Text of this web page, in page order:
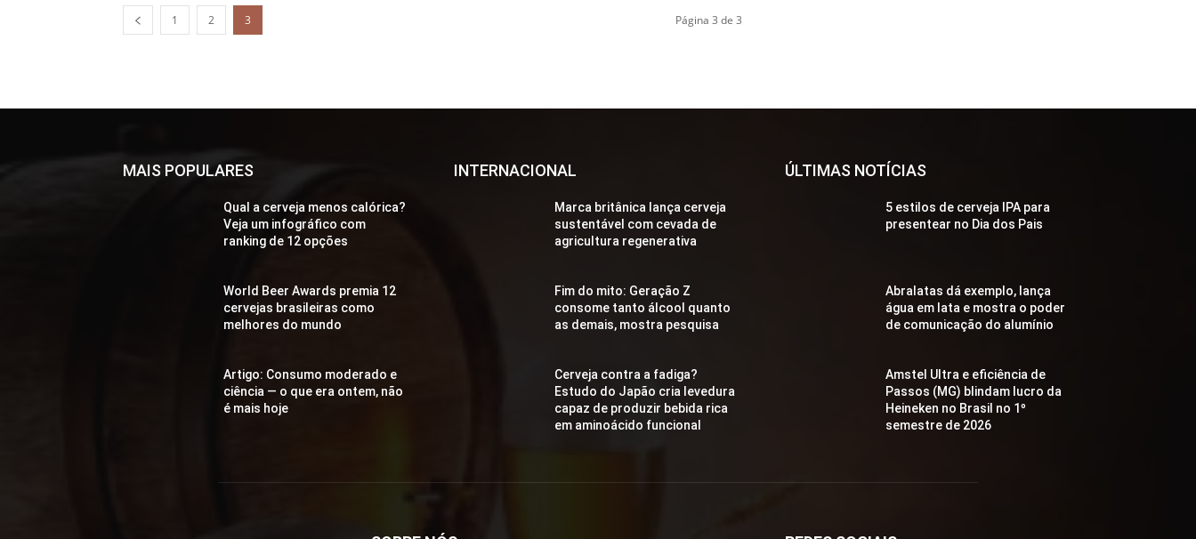
1 2 3 Página 3 de 3
MAIS POPULARES
Qual a cerveja menos calórica?
Veja um infográfico com
ranking de 12 opções
World Beer Awards premia 12
cervejas brasileiras como
melhores do mundo
Artigo: Consumo moderado e
ciência — o que era ontem, não
é mais hoje
INTERNACIONAL
Marca britânica lança cerveja
sustentável com cevada de
agricultura regenerativa
Fim do mito: Geração Z
consome tanto álcool quanto
as demais, mostra pesquisa
Cerveja contra a fadiga?
Estudo do Japão cria levedura
capaz de produzir bebida rica
em aminoácido funcional
ÚLTIMAS NOTÍCIAS
5 estilos de cerveja IPA para
presentear no Dia dos Pais
Abralatas dá exemplo, lança
água em lata e mostra o poder
de comunicação do alumínio
Amstel Ultra e eficiência de
Passos (MG) blindam lucro da
Heineken no Brasil no 1º
semestre de 2026